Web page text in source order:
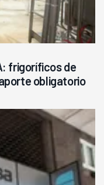
frigoríficos de
obligatorio